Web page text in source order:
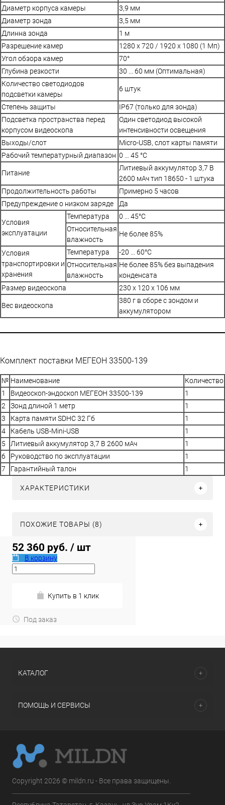
Диаметр корпуса камеры
3,9 мм
Диаметр зонда
3,5 мм
Длинна зонда
1 м
Разрешение камер
1280 х 720 / 1920 х 1080 (1 Мп)
Угол обзора камер
70°
Глубина резкости
30 ... 60 мм (Оптимальная)
Количество светодиодов
подсветки камеры
6 штук
Степень защиты
IP67 (только для зонда)
Подсветка пространства перед
корпусом видеоскопа
Один светодиод высокой
интенсивности освещения
Выходы/слот
Micro-USB, слот карты памяти
Рабочий температурный диапазон 0 … 45 °C
Питание
Литиевый аккумулятор 3,7 В
2600 мАч тип 18650 - 1 штука
Продолжительность работы
Примерно 5 часов
Предупреждение о низком заряде
Да
Условия
эксплуатации
Температура
0 ... 45°С
Относительная
влажность
Не более 85%
Условия
транспортировки и
хранения
Температура
-20 ... 60°С
Относительная
влажность
Не более 85% без выпадения
конденсата
Размер видеоскопа
230 х 120 х 106 мм
Вес видеоскопа
380 г в сборе с зондом и
аккумулятором
Комплект поставки МЕГЕОН 33500-139
№ Наименование
Количество
1
Видеоскоп-эндоскоп МЕГЕОН 33500-139
1
2
Зонд длиной 1 метр
1
3
Карта памяти SDHC 32 Гб
1
4
Кабель USB-Mini-USB
1
5
Литиевый аккумулятор 3,7 В 2600 мАч
1
6
Руководство по эксплуатации
1
7
Гарантийный талон 1
ХАРАКТЕРИСТИКИ
ПОХОЖИЕ ТОВАРЫ (8)
52 360 руб. / шт
В корзину
Купить в 1 клик
Под заказ
КАТАЛОГ
ПОМОЩЬ И СЕРВИСЫ
Copyright 2026 © mildn.ru - Все права защищены.